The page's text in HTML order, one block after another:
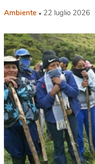
Ambiente 22 luglio 2026